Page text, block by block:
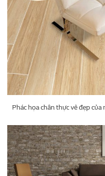
Phác họa chân thực vẻ đẹp